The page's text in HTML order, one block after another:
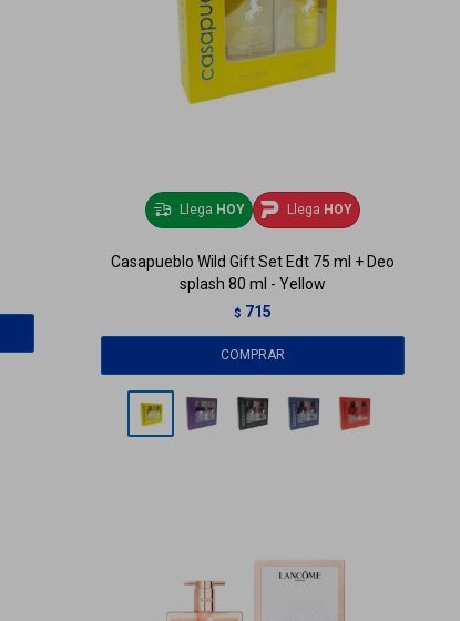
Llega HOY Llega HOY
Casapueblo Wild Gift Set Edt 75 ml + Deo
splash 80 ml - Yellow
$ 715